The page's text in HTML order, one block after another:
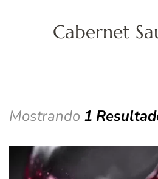
Cabernet
Mostrando 1